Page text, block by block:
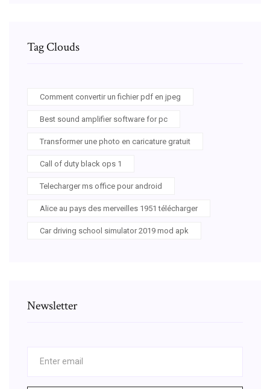
Tag Clouds
Comment convertir un fichier pdf en jpeg
Best sound amplifier software for pc
Transformer une photo en caricature gratuit
Call of duty black ops 1
Telecharger ms office pour android
Alice au pays des merveilles 1951 télécharger
Car driving school simulator 2019 mod apk
Newsletter